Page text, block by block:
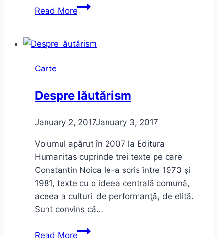
Read MoreAlexandru
Afganii
Carte
Despre lăutărism
January 2, 2017January 3, 2017
Volumul apărut în 2007 la Editura
Humanitas cuprinde trei texte pe care
Constantin Noica le-a scris între 1973 şi
1981, texte cu o ideea centrală comună,
aceea a culturii de performanţă, de elită.
Sunt convins că…
Read MoreDespre